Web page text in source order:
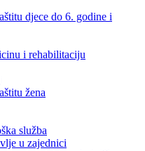
djece do 6. godine i
i rehabilitaciju
žena
služba
u zajednici